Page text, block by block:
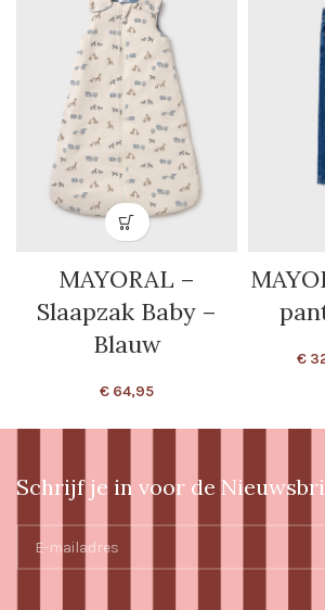
MAYORAL –
Slaapzak Baby –
Blauw
€ 64,95
€
Schrijf je in voor de